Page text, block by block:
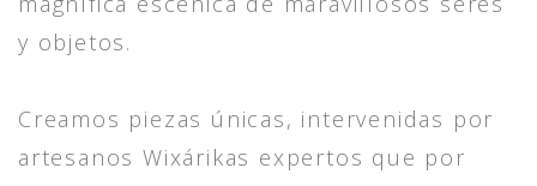
y objetos.
Creamos piezas únicas, intervenidas por
artesanos Wixárikas expertos que por